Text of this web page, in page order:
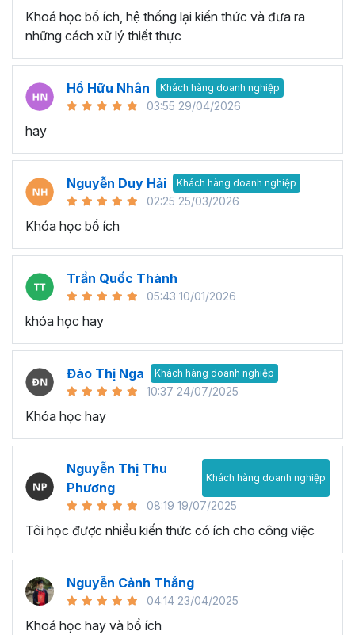
Khoá học bổ ích, hệ thống lại kiến thức và đưa ra
những cách xử lý thiết thực
Hồ Hữu Nhân Khách hàng doanh nghiệp
03:55 29/04/2026
hay
Nguyễn Duy Hải Khách hàng doanh nghiệp
02:25 25/03/2026
Khóa học bổ ích
Trần Quốc Thành
05:43 10/01/2026
khóa học hay
Đào Thị Nga Khách hàng doanh nghiệp
10:37 24/07/2025
Khóa học hay
Nguyễn Thị Thu
Phương
Khách hàng doanh nghiệp
08:19 19/07/2025
Tôi học được nhiều kiến thức có ích cho công việc
Nguyễn Cảnh Thắng
04:14 23/04/2025
Khoá học hay và bổ ích